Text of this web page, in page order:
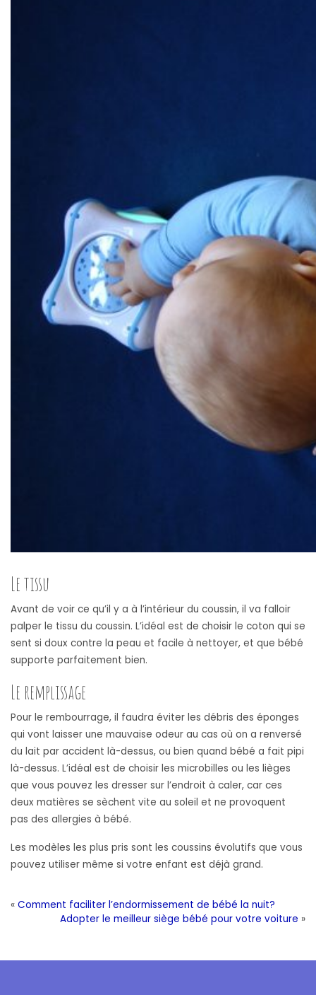
Le tissu
Avant de voir ce qu’il y a à l’intérieur du coussin, il va falloir
palper le tissu du coussin. L’idéal est de choisir le coton qui se
sent si doux contre la peau et facile à nettoyer, et que bébé
supporte parfaitement bien.
Le remplissage
Pour le rembourrage, il faudra éviter les débris des éponges
qui vont laisser une mauvaise odeur au cas où on a renversé
du lait par accident là-dessus, ou bien quand bébé a fait pipi
là-dessus. L’idéal est de choisir les microbilles ou les lièges
que vous pouvez les dresser sur l’endroit à caler, car ces
deux matières se sèchent vite au soleil et ne provoquent
pas des allergies à bébé.
Les modèles les plus pris sont les coussins évolutifs que vous
pouvez utiliser même si votre enfant est déjà grand.
« Comment faciliter l’endormissement de bébé la nuit?
Adopter le meilleur siège bébé pour votre voiture »